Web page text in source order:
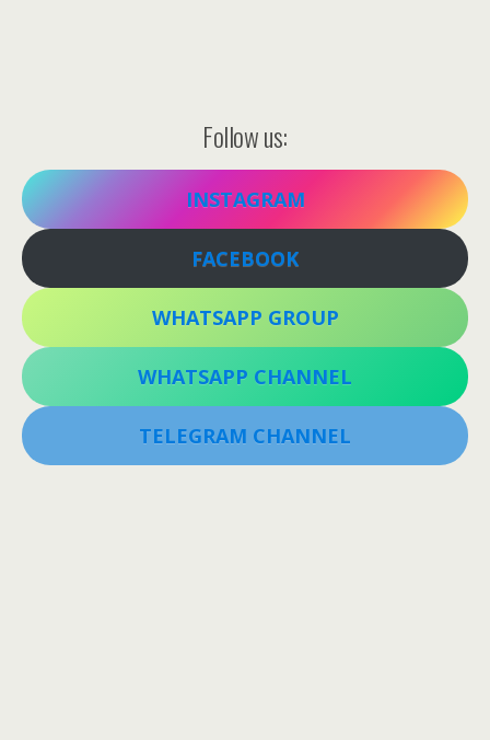
Follow us:
INSTAGRAM
FACEBOOK
WHATSAPP GROUP
WHATSAPP CHANNEL
TELEGRAM CHANNEL